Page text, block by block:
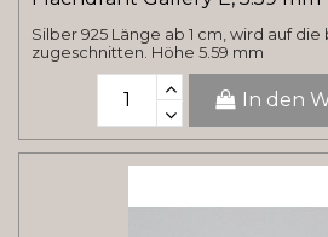
Silber 925 Länge ab 1 cm, wird auf
zugeschnitten. Höhe 5.59 mm
In den